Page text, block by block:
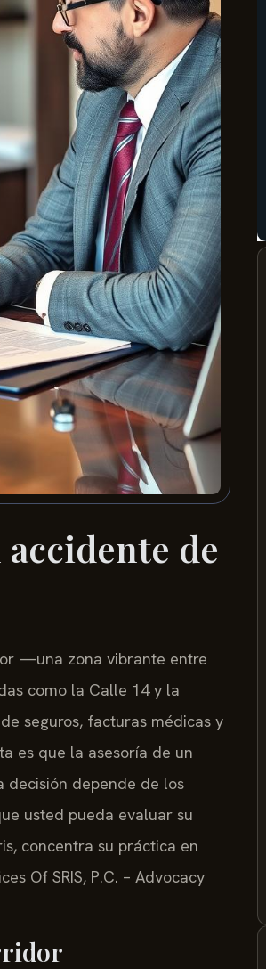
de
—una zona vibrante entre
como la Calle 14 y la
seguros, facturas médicas y
es que la asesoría de un
decisión depende de los
usted pueda evaluar su
concentra su práctica en
Of SRIS, P.C. – Advocacy